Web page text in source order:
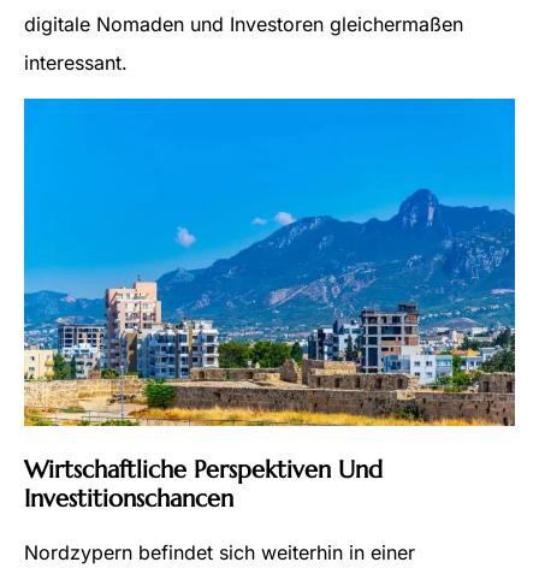
digitale Nomaden und Investoren gleichermaßen
interessant.
Wirtschaftliche Perspektiven Und
Investitionschancen
Nordzypern befindet sich weiterhin in einer